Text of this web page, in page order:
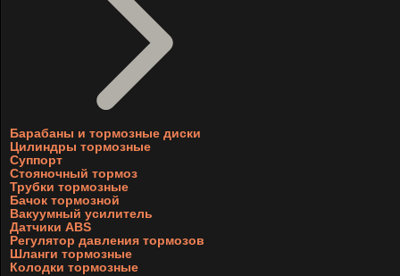
Барабаны и тормозные диски
Цилиндры тормозные
Суппорт
Стояночный тормоз
Трубки тормозные
Бачок тормозной
Вакуумный усилитель
Датчики ABS
Регулятор давления тормозов
Шланги тормозные
Колодки тормозные